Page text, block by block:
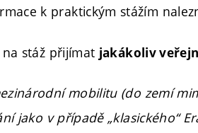
k praktickým stážím
stáž přijímat jakákoliv
mobilitu (do zemí
jako v případě „klasického“